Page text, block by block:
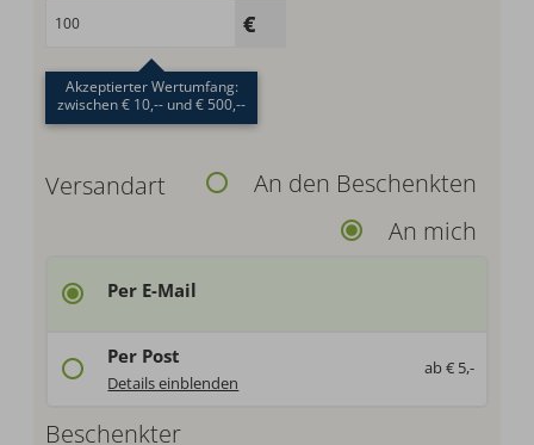
Akzeptierter Wertumfang:
zwischen € 10,-- und € 500,--
Versandart
An den Beschenkten
An mich
Per E-Mail
ab € 5,-
Per Post
Details einblenden
Deutschland: € 5,-
Beschenkter